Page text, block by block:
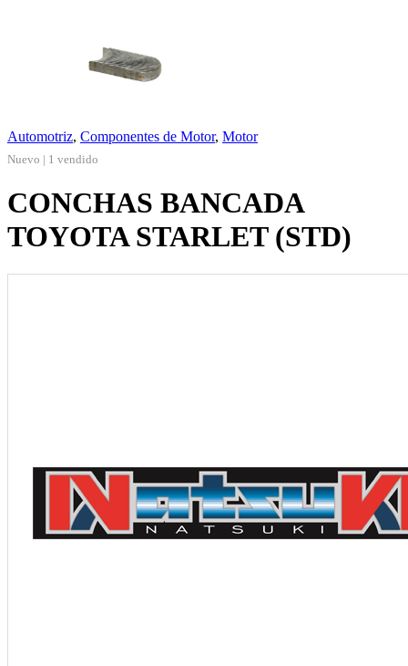
Automotriz, Componentes de Motor, Motor
Nuevo | 1 vendido
CONCHAS BANCADA
TOYOTA STARLET (STD)